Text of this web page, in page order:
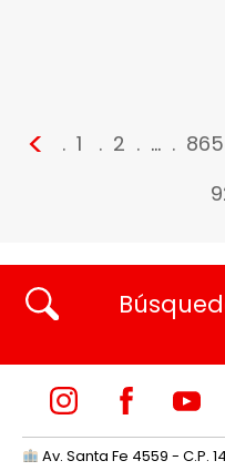
< 1 2 … 865
Av. Santa Fe 4559 - C.P.